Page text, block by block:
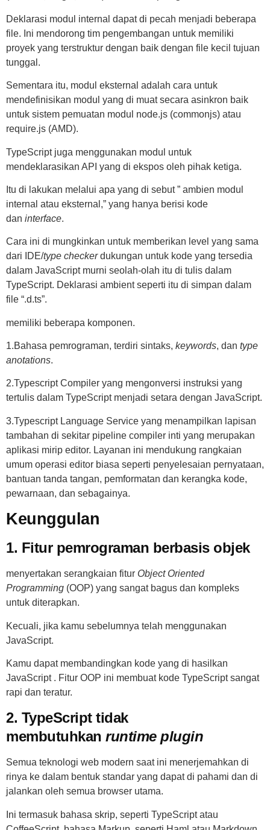
Deklarasi modul internal dapat di pecah menjadi beberapa
file. Ini mendorong tim pengembangan untuk memiliki
proyek yang terstruktur dengan baik dengan file kecil tujuan
tunggal.
Sementara itu, modul eksternal adalah cara untuk
mendefinisikan modul yang di muat secara asinkron baik
untuk sistem pemuatan modul node.js (commonjs) atau
require.js (AMD).
TypeScript juga menggunakan modul untuk
mendeklarasikan API yang di ekspos oleh pihak ketiga.
Itu di lakukan melalui apa yang di sebut ” ambien modul
internal atau eksternal,” yang hanya berisi kode
dan interface.
Cara ini di mungkinkan untuk memberikan level yang sama
dari IDE/type checkerdukungan untuk kode yang tersedia
dalam JavaScript murni seolah-olah itu di tulis dalam
TypeScript. Deklarasi ambient seperti itu di simpan dalam
file “.d.ts”.
memiliki beberapa komponen.
1.Bahasa pemrograman, terdiri sintaks, keywords, dan type
anotations.
2.Typescript Compiler yang mengonversi instruksi yang
tertulis dalam TypeScript menjadi setara dengan JavaScript.
3.Typescript Language Service yang menampilkan lapisan
tambahan di sekitar pipeline compiler inti yang merupakan
aplikasi mirip editor. Layanan ini mendukung rangkaian
umum operasi editor biasa seperti penyelesaian pernyataan,
bantuan tanda tangan, pemformatan dan kerangka kode,
pewarnaan, dan sebagainya.
Keunggulan
1. Fitur pemrograman berbasis objek
menyertakan serangkaian fitur Object Oriented
Programming (OOP) yang sangat bagus dan kompleks
untuk diterapkan.
Kecuali, jika kamu sebelumnya telah menggunakan
JavaScript.
Kamu dapat membandingkan kode yang di hasilkan
JavaScript . Fitur OOP ini membuat kode TypeScript sangat
rapi dan teratur.
2. TypeScript tidak
membutuhkan runtime plugin
Semua teknologi web modern saat ini menerjemahkan di
rinya ke dalam bentuk standar yang dapat di pahami dan di
jalankan oleh semua browser utama.
Ini termasuk bahasa skrip, seperti TypeScript atau